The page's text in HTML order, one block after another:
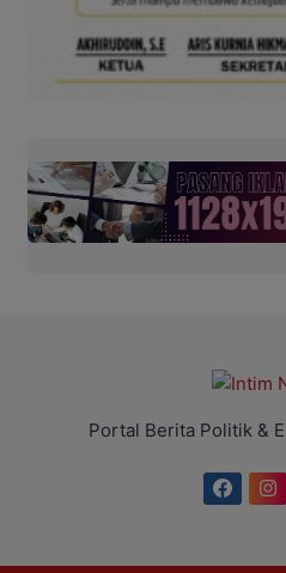
Portal Berita Politik &